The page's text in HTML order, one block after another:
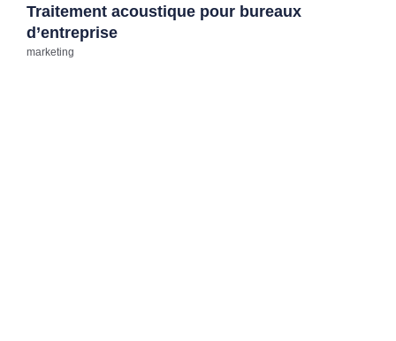
Traitement acoustique pour bureaux
d’entreprise
marketing